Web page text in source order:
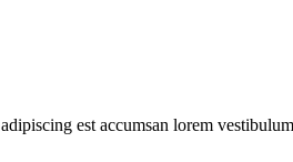
est accumsan lorem